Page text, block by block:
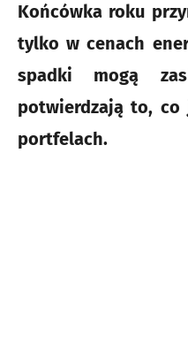
Końcówka roku
tylko w cenach
spadki mogą
potwierdzają to, co
portfelach.